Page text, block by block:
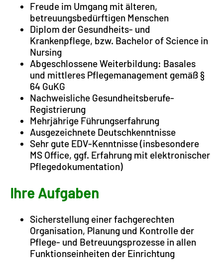
Freude im Umgang mit älteren,
betreuungsbedürftigen Menschen
Diplom der Gesundheits- und
Krankenpflege, bzw. Bachelor of Science in
Nursing
Abgeschlossene Weiterbildung: Basales
und mittleres Pflegemanagement gemäß §
64 GuKG
Nachweisliche Gesundheitsberufe-
Registrierung
Mehrjährige Führungserfahrung
Ausgezeichnete Deutschkenntnisse
Sehr gute EDV-Kenntnisse (insbesondere
MS Office, ggf. Erfahrung mit elektronischer
Pflegedokumentation)
Ihre Aufgaben
Sicherstellung einer fachgerechten
Organisation, Planung und Kontrolle der
Pflege- und Betreuungsprozesse in allen
Funktionseinheiten der Einrichtung